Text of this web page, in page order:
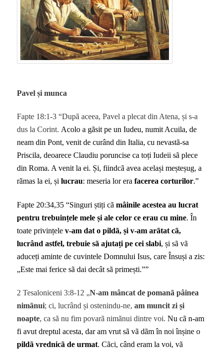
Pavel și munca
Fapte 18:1-3 “Dupã aceea, Pavel a plecat din Atena, și s-a
dus la Corint.Acolo a gãsit pe un Iudeu, numit Acuila, de
neam din Pont, venit de curând din Italia, cu nevastã-sa
Priscila, deoarece Claudiu poruncise ca toți Iudeii sã plece
din Roma. A venit la ei. Și, fiindcã avea același meșteșug, a
rãmas la ei, șilucrau: meseria lor erafacerea corturilor.”
Fapte 20:34,35 “Singuri știți cãmâinile acestea au lucrat
pentru trebuințele mele și ale celor ce erau cu mine. În
toate privințelev-am dat o pildã, și v-am arãtat cã,
lucrând astfel, trebuie sã ajutați pe cei slabi, și sã vã
aduceți aminte de cuvintele Domnului Isus, care Însuși a zis:
„Este mai ferice sã dai decât sã primești.””
2 Tesaloniceni 3:8-12 „N-am mâncat de pomanãpâinea
nimãnui; ci, lucrând și ostenindu-ne,am muncit zi și
noapte, ca sã nu fim povarã nimãnui dintre voi.Nu cã n-am
fi avut dreptul acesta, dar am vrut sã vã dãm în noi înșine o
pildã vrednicã de urmat. Cãci, când eram la voi, vã